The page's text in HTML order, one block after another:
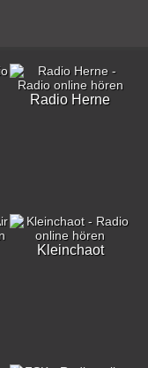
Radio Herne
Kleinchaot